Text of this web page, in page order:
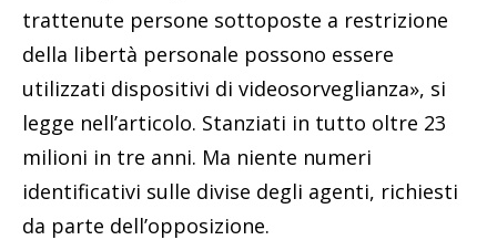
trattenute persone sottoposte a restrizione
della libertà personale possono essere
utilizzati dispositivi di videosorveglianza», si
legge nell’articolo. Stanziati in tutto oltre 23
milioni in tre anni. Ma niente numeri
identificativi sulle divise degli agenti, richiesti
da parte dell’opposizione.